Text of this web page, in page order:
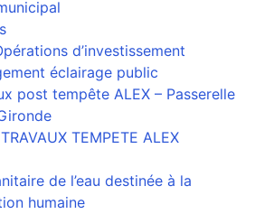
d’investissement
éclairage public
post tempête ALEX – Passerelle
TEMPETE ALEX
de l’eau destinée à la
humaine